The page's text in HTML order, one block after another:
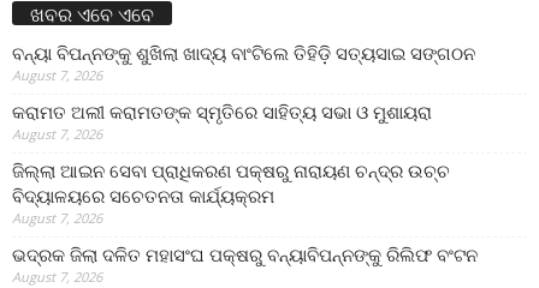
ଖବର ଏବେ ଏବେ
ବନ୍ୟା ବିପନ୍ନଙ୍କୁ ଶୁଖିଲା ଖାଦ୍ୟ ବାଂଟିଲେ ତିହିଡି଼ ସତ୍ୟସାଇ ସଙ୍ଗଠନ
August 7, 2026
କରାମତ ଅଲୀ କରାମତଙ୍କ ସ୍ମୃତିରେ ସାହିତ୍ୟ ସଭା ଓ ମୁଶାୟରା
August 7, 2026
ଜିଲ୍ଲା ଆଇନ ସେବା ପ୍ରାଧିକରଣ ପକ୍ଷରୁ ନାରାୟଣ ଚନ୍ଦ୍ର ଉଚ୍ଚ
ବିଦ୍ୟାଳୟରେ ସଚେତନତା କାର୍ଯ୍ୟକ୍ରମ
August 7, 2026
ଭଦ୍ରକ ଜିଲା ଦଳିତ ମହାସଂଘ ପକ୍ଷରୁ ବନ୍ୟାବିପନ୍ନଙ୍କୁ ରିଲିଫ ବଂଟନ
August 7, 2026